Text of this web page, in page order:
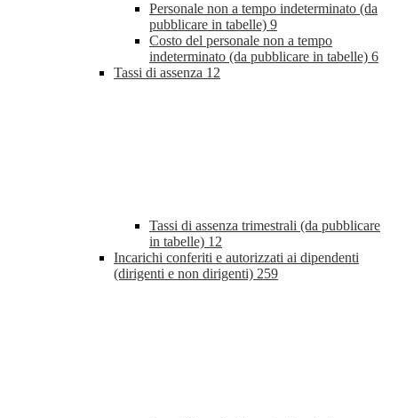
Personale non a tempo indeterminato (da
pubblicare in tabelle) 9
Costo del personale non a tempo
indeterminato (da pubblicare in tabelle) 6
Tassi di assenza 12
Tassi di assenza trimestrali (da pubblicare
in tabelle) 12
Incarichi conferiti e autorizzati ai dipendenti
(dirigenti e non dirigenti) 259